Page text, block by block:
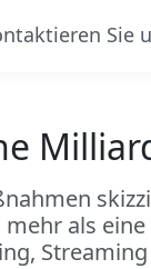
Sie
als